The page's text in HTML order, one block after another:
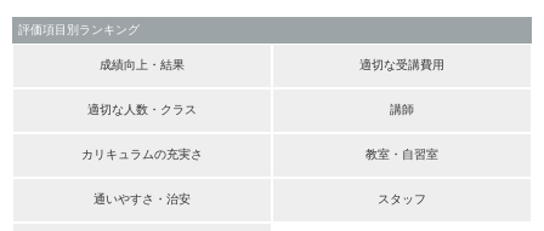
評価項目別ランキング
成績向上・結果 適切な受講費用
適切な人数・クラス 講師
カリキュラムの充実さ 教室・自習室
通いやすさ・治安 スタッフ